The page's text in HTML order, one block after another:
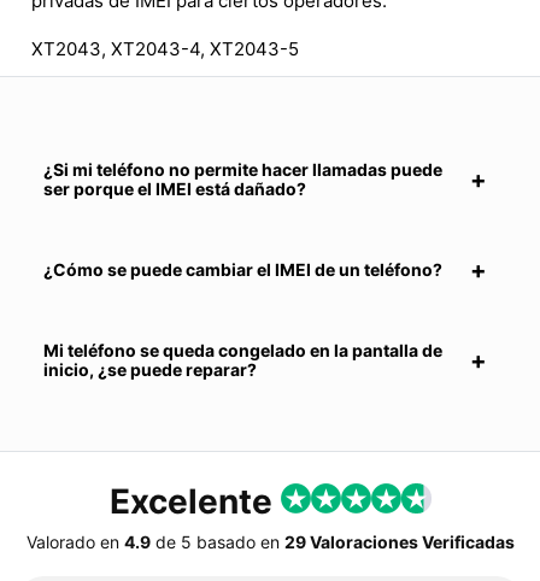
XT2043, XT2043-4, XT2043-5
¿Si mi teléfono no permite hacer llamadas puede
ser porque el IMEI está dañado?
¿Cómo se puede cambiar el IMEI de un teléfono?
Mi teléfono se queda congelado en la pantalla de
inicio, ¿se puede reparar?
Excelente
Valorado en 4.9de 5 basado en 29 Valoraciones Verificadas